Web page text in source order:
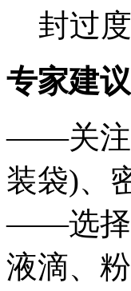
封过
专家建议
——关注
装袋)、
——选择
液滴、